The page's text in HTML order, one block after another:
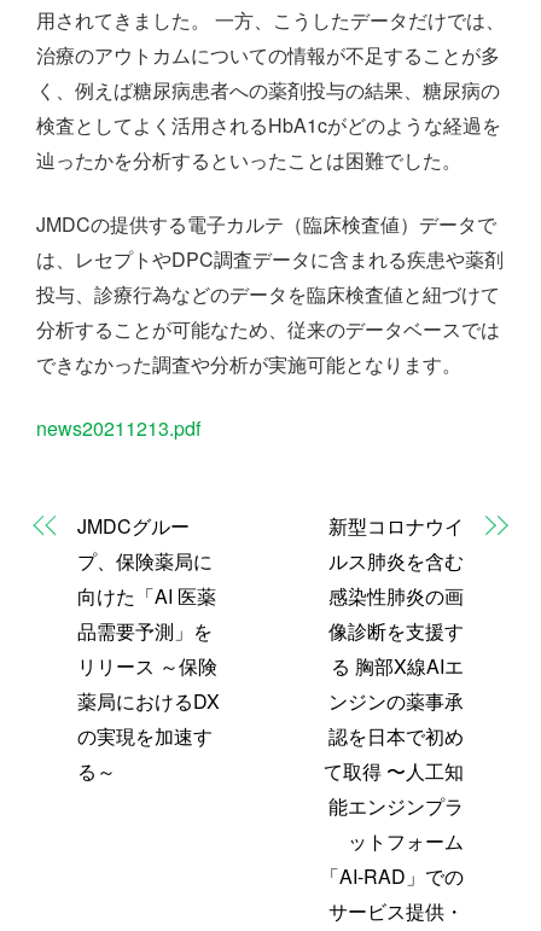
用されてきました。 一方、こうしたデータだけでは、
治療のアウトカムについての情報が不足することが多
く、例えば糖尿病患者への薬剤投与の結果、糖尿病の
検査としてよく活用されるHbA1cがどのような経過を
辿ったかを分析するといったことは困難でした。
JMDCの提供する電子カルテ（臨床検査値）データで
は、レセプトやDPC調査データに含まれる疾患や薬剤
投与、診療行為などのデータを臨床検査値と紐づけて
分析することが可能なため、従来のデータベースでは
できなかった調査や分析が実施可能となります。
news20211213.pdf
JMDCグルー
プ、保険薬局に
向けた「AI 医薬
品需要予測」を
リリース ～保険
薬局におけるDX
の実現を加速す
る～
新型コロナウイ
ルス肺炎を含む
感染性肺炎の画
像診断を支援す
る 胸部X線AIエ
ンジンの薬事承
認を日本で初め
て取得 〜人工知
能エンジンプラ
ットフォーム
「AI-RAD」での
サービス提供・